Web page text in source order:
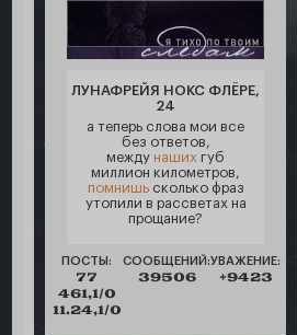
ЛУНАФРЕЙЯ НОКС ФЛЁРЕ,
24
а теперь слова мои все
без ответов,
между наших губ
миллион километров,
помнишьсколько фраз
утопили в рассветах на
прощание?
ПОСТЫ:
77
461,1/0
11.24,1/0
СООБЩЕНИЙ:
39506
УВАЖЕНИЕ:
+9423